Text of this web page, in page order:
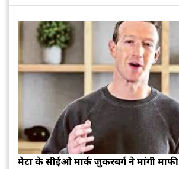
मेटा के सीईओ मार्क जुकरबर्ग ने मांगी माफी